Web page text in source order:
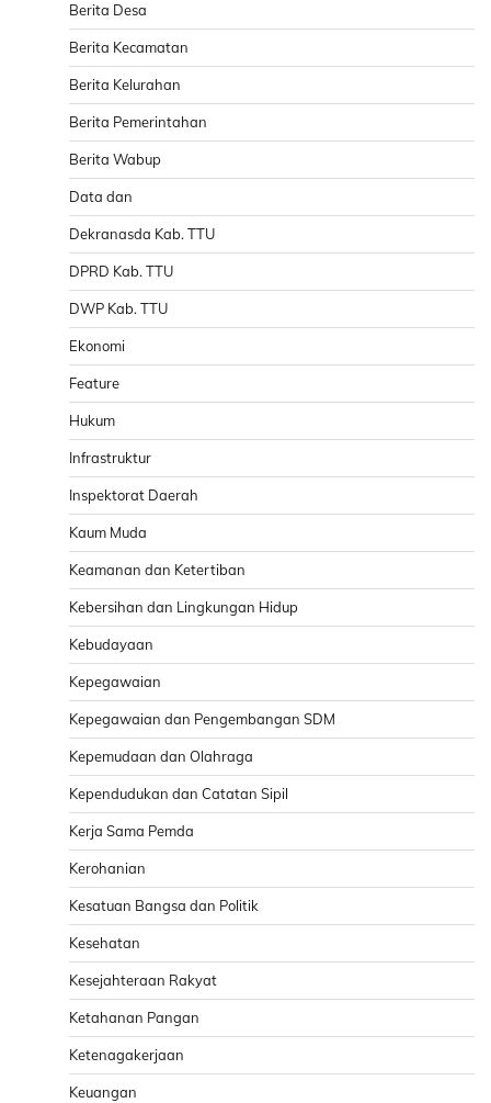
Berita Desa
Berita Kecamatan
Berita Kelurahan
Berita Pemerintahan
Berita Wabup
Data dan
Dekranasda Kab. TTU
DPRD Kab. TTU
DWP Kab. TTU
Ekonomi
Feature
Hukum
Infrastruktur
Inspektorat Daerah
Kaum Muda
Keamanan dan Ketertiban
Kebersihan dan Lingkungan Hidup
Kebudayaan
Kepegawaian
Kepegawaian dan Pengembangan SDM
Kepemudaan dan Olahraga
Kependudukan dan Catatan Sipil
Kerja Sama Pemda
Kerohanian
Kesatuan Bangsa dan Politik
Kesehatan
Kesejahteraan Rakyat
Ketahanan Pangan
Ketenagakerjaan
Keuangan